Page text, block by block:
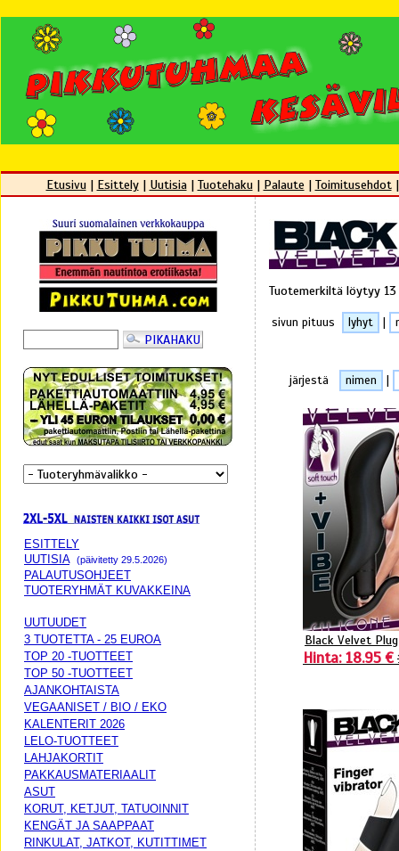
Etusivu| Esittely| Uutisia| Tuotehaku| Palaute | Toimitusehdot
ESITTELY
UUTISIA
(päivitetty 29.5.2026)
PALAUTUSOHJEET
TUOTERYHMÄT KUVAKKEINA
UUTUUDET
3 TUOTETTA - 25 EUROA
TOP 20 -TUOTTEET
TOP 50 -TUOTTEET
AJANKOHTAISTA
VEGAANISET / BIO / EKO
KALENTERIT 2026
LELO-TUOTTEET
LAHJAKORTIT
PAKKAUSMATERIAALIT
ASUT
KORUT, KETJUT, TATUOINNIT
KENGÄT JA SAAPPAAT
RINKULAT, JATKOT, KUTITTIMET
Tuotemerkiltä löytyy
sivun pituus lyhyt
järjestä nimen
Black Velvet
Hinta: 18.95 €